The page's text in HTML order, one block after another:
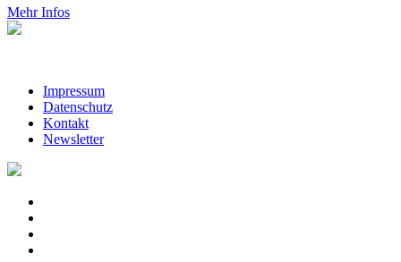
Mehr Infos
Impressum
Datenschutz
Kontakt
Newsletter